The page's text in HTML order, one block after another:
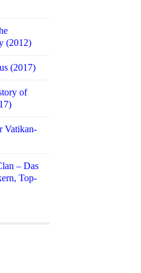
(2012)
(2017)
of
Vatikan-
– Das
Top-